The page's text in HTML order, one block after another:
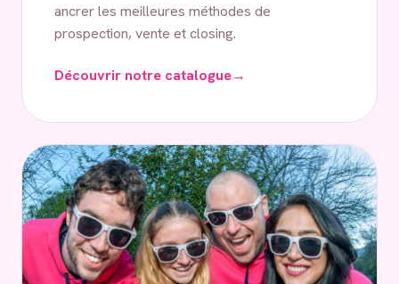
ancrer les meilleures méthodes de
prospection, vente et closing.
Découvrir notre catalogue→